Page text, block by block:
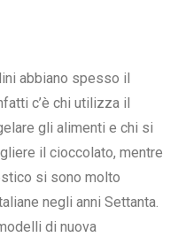
abbiano spesso il
c’è chi utilizza il
gli alimenti e chi si
il cioccolato, mentre
si sono molto
negli anni Settanta.
di nuova